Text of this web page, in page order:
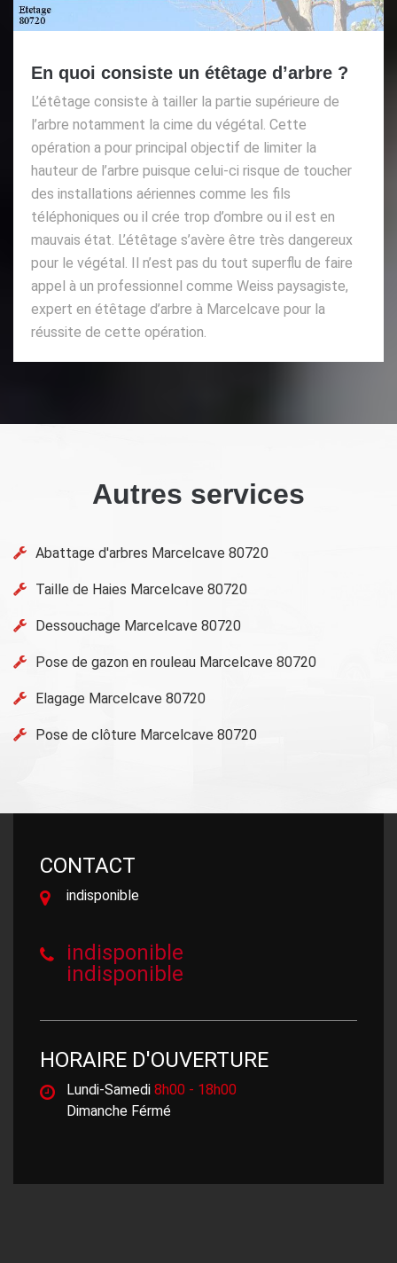
En quoi consiste un étêtage d’arbre ?
L’étêtage consiste à tailler la partie supérieure de
l’arbre notamment la cime du végétal. Cette
opération a pour principal objectif de limiter la
hauteur de l’arbre puisque celui-ci risque de toucher
des installations aériennes comme les fils
téléphoniques ou il crée trop d’ombre ou il est en
mauvais état. L’étêtage s’avère être très dangereux
pour le végétal. Il n’est pas du tout superflu de faire
appel à un professionnel comme Weiss paysagiste,
expert en étêtage d’arbre à Marcelcave pour la
réussite de cette opération.
Autres services
Abattage d'arbres Marcelcave 80720
Taille de Haies Marcelcave 80720
Dessouchage Marcelcave 80720
Pose de gazon en rouleau Marcelcave 80720
Elagage Marcelcave 80720
Pose de clôture Marcelcave 80720
CONTACT
indisponible
indisponible
indisponible
HORAIRE D'OUVERTURE
Lundi-Samedi 8h00 - 18h00
Dimanche Férmé